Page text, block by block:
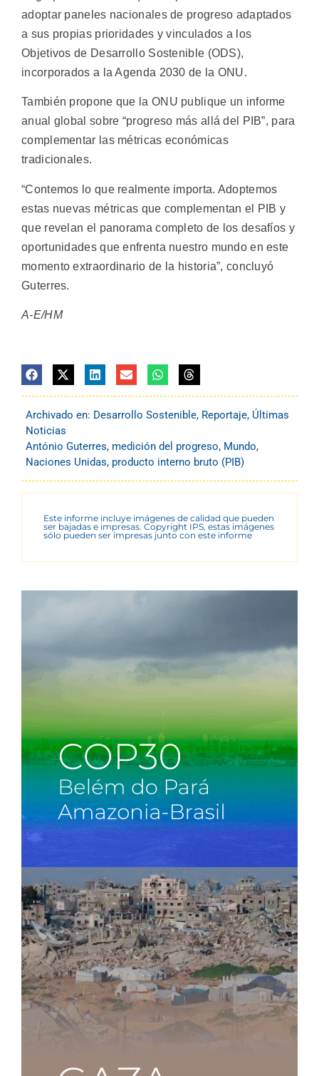
adoptar paneles nacionales de progreso adaptados
a sus propias prioridades y vinculados a los
Objetivos de Desarrollo Sostenible (ODS),
incorporados a la Agenda 2030 de la ONU.
También propone que la ONU publique un informe
anual global sobre “progreso más allá del PIB”, para
complementar las métricas económicas
tradicionales.
“Contemos lo que realmente importa. Adoptemos
estas nuevas métricas que complementan el PIB y
que revelan el panorama completo de los desafíos y
oportunidades que enfrenta nuestro mundo en este
momento extraordinario de la historia”, concluyó
Guterres.
A-E/HM
Archivado en: Desarrollo Sostenible, Reportaje, Últimas
Noticias
António Guterres, medición del progreso, Mundo,
Naciones Unidas, producto interno bruto (PIB)
Este informe incluye imágenes de calidad que pueden
ser bajadas e impresas. Copyright IPS, estas imágenes
sólo pueden ser impresas junto con este informe